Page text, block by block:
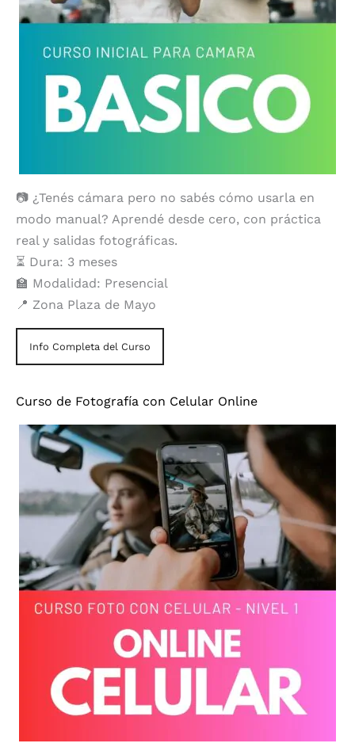
📷 ¿Tenés cámara pero no sabés cómo usarla en
modo manual? Aprendé desde cero, con práctica
real y salidas fotográficas.
⏳ Dura: 3 meses
🏫 Modalidad: Presencial
📍 Zona Plaza de Mayo
Info Completa del Curso
Curso de Fotografía con Celular Online